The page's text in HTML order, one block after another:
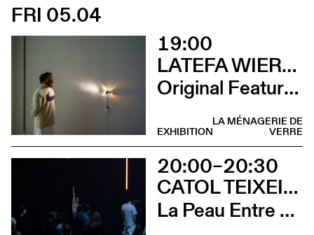
FRI 05.04
19:00
LATEFA WIERSCH
Original Features
LA MÉNAGERIE DE
VERRE
EXHIBITION
20:00–20:30
CATOL TEIXEIRA
La Peau Entre Les Doigts